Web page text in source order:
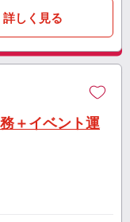
詳しく見る
＋イベント運